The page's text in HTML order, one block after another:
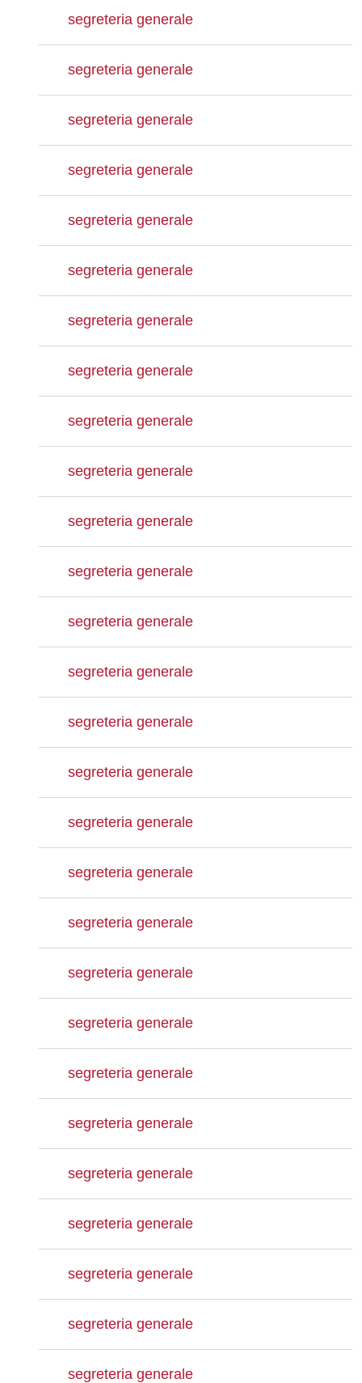
segreteria generale
segreteria generale
segreteria generale
segreteria generale
segreteria generale
segreteria generale
segreteria generale
segreteria generale
segreteria generale
segreteria generale
segreteria generale
segreteria generale
segreteria generale
segreteria generale
segreteria generale
segreteria generale
segreteria generale
segreteria generale
segreteria generale
segreteria generale
segreteria generale
segreteria generale
segreteria generale
segreteria generale
segreteria generale
segreteria generale
segreteria generale
segreteria generale